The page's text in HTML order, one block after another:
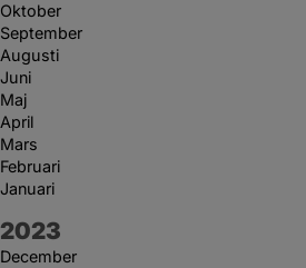
Oktober
September
Augusti
Juni
Maj
April
Mars
Februari
Januari
År:
2023
December